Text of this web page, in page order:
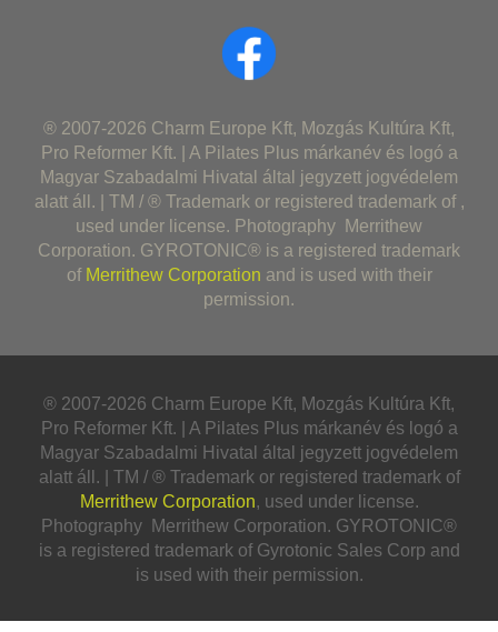
® 2007-2026 Charm Europe Kft, Mozgás Kultúra Kft,
Pro Reformer Kft. | A Pilates Plus márkanév és logó a
Magyar Szabadalmi Hivatal által jegyzett jogvédelem
alatt áll. | TM / ® Trademark or registered trademark of ,
used under license. Photography Merrithew
Corporation. GYROTONIC® is a registered trademark
of Merrithew Corporation and is used with their
permission.
® 2007-2026 Charm Europe Kft, Mozgás Kultúra Kft,
Pro Reformer Kft. | A Pilates Plus márkanév és logó a
Magyar Szabadalmi Hivatal által jegyzett jogvédelem
alatt áll. | TM / ® Trademark or registered trademark of
Merrithew Corporation, used under license.
Photography Merrithew Corporation. GYROTONIC®
is a registered trademark of Gyrotonic Sales Corp and
is used with their permission.